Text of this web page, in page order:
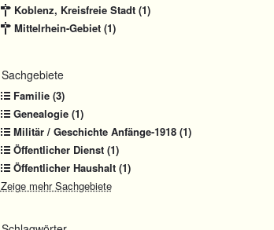
Koblenz, Kreisfreie Stadt (1)
Mittelrhein-Gebiet (1)
Sachgebiete
Familie (3)
Genealogie (1)
Militär / Geschichte Anfänge-1918 (1)
Öffentlicher Dienst (1)
Öffentlicher Haushalt (1)
Zeige mehr Sachgebiete